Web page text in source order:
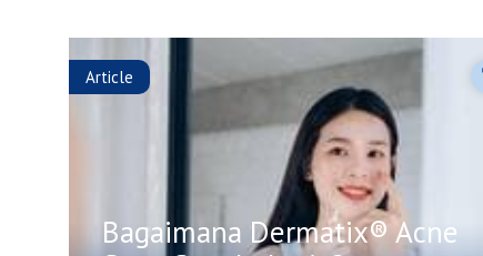
Bagaimana Dermatix® Acne
Article